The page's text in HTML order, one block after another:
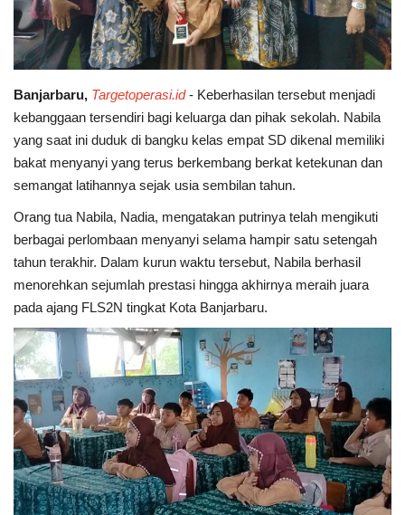
Banjarbaru, Targetoperasi.id- Keberhasilan tersebut menjadi
kebanggaan tersendiri bagi keluarga dan pihak sekolah. Nabila
yang saat ini duduk di bangku kelas empat SD dikenal memiliki
bakat menyanyi yang terus berkembang berkat ketekunan dan
semangat latihannya sejak usia sembilan tahun.
Orang tua Nabila, Nadia, mengatakan putrinya telah mengikuti
berbagai perlombaan menyanyi selama hampir satu setengah
tahun terakhir. Dalam kurun waktu tersebut, Nabila berhasil
menorehkan sejumlah prestasi hingga akhirnya meraih juara
pada ajang FLS2N tingkat Kota Banjarbaru.